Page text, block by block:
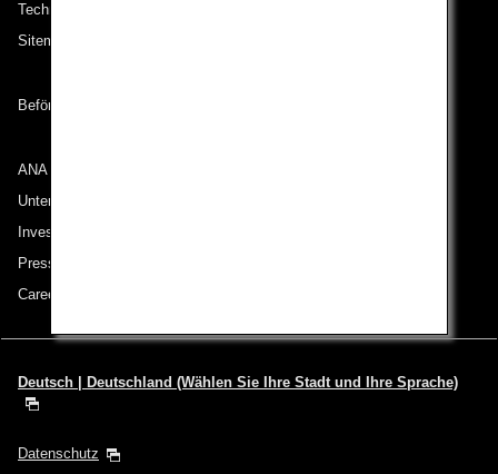
Technische Hilfe (Barrierefreiheit)
Sitemap
Beförderungsbedingungen
ANA Group
Unternehmen der ANA Group
Investor Relations
Pressemeldungen
Careers (English Only)
Deutsch | Deutschland (Wählen Sie Ihre Stadt und Ihre Sprache)
Datenschutz